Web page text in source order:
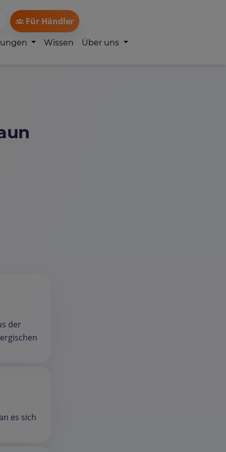
Für Händler
Wissen Über uns
der
es sich